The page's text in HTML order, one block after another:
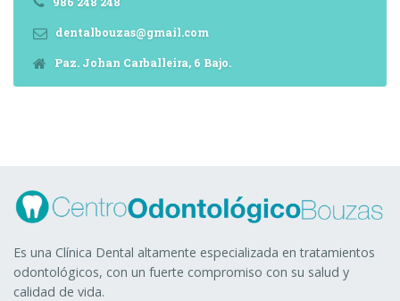
dentalbouzas@gmail.com
Paz. Johan Carballeira, 6 Bajo.
Es una Clínica Dental altamente especializada en tratamientos
odontológicos, con un fuerte compromiso con su salud y
calidad de vida.